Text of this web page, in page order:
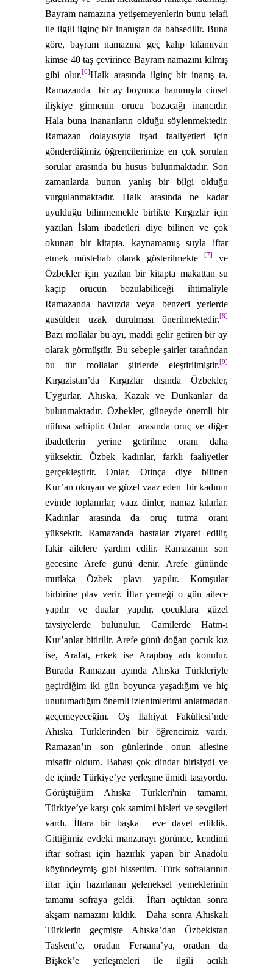
Bayram namazına yetişemeyenlerin bunu telafi
ile ilgili ilginç bir inanıştan da bahsedilir. Buna
göre, bayram namazına geç kalıp kılamıyan
kimse 40 taş çevirince Bayram namazını kılmış
gibi olur.[6]Halk arasında ilginç bir inanış ta,
Ramazanda
bir ay boyunca hanımıyla cinsel
ilişkiye girmenin orucu bozacağı inancıdır.
Hala buna inananların olduğu söylenmektedir.
Ramazan dolayısıyla irşad faaliyetleri için
gönderdiğimiz öğrencilerimize en çok sorulan
sorular arasında bu husus bulunmaktadır. Son
zamanlarda bunun yanlış bir bilgi olduğu
vurgulanmaktadır. Halk arasında ne kadar
uyulduğu bilinmemekle birlikte Kırgızlar için
yazılan İslam ibadetleri diye bilinen ve çok
okunan bir kitapta, kaynamamış suyla iftar
etmek müstehab olarak gösterilmekte
[7]
ve
Özbekler için yazılan bir kitapta makattan su
kaçıp orucun bozulabiliceği ihtimaliyle
Ramazanda havuzda veya benzeri yerlerde
gusülden uzak durulması önerilmektedir.[8]
Bazı mollalar bu ayı, maddi gelir getiren bir ay
olarak görmüştür. Bu sebeple şairler tarafından
bu tür mollalar şiirlerde eleştirilmiştir.[9]
Kırgızistan’da Kırgızlar dışında Özbekler,
Uygurlar, Ahıska, Kazak ve Dunkanlar da
bulunmaktadır. Özbekler, güneyde önemli bir
nüfusa sahiptir. Onlar
arasında oruç ve diğer
ibadetlerin yerine getirilme oranı daha
yüksektir. Özbek kadınlar, farklı faaliyetler
gerçekleştirir. Onlar, Otinça diye bilinen
Kur’an okuyan ve güzel vaaz eden bir kadının
evinde toplanırlar, vaaz dinler, namaz kılarlar.
Kadınlar arasında da oruç tutma oranı
yüksektir. Ramazanda hastalar ziyaret edilir,
fakir ailelere yardım edilir. Ramazanın son
gecesine Arefe günü denir. Arefe gününde
mutlaka Özbek plavı yapılır. Komşular
birbirine plav verir. İftar yemeği o gün ailece
yapılır ve dualar yapılır, çocuklara güzel
tavsiyelerde bulunulur. Camilerde Hatm-ı
Kur’anlar bitirilir. Arefe günü doğan çocuk kız
ise, Arafat, erkek ise Arapboy adı konulur.
Burada Ramazan ayında Ahıska Türkleriyle
geçirdiğim iki gün boyunca yaşadığım ve hiç
unutumadığım önemli izlenimlerimi anlatmadan
geçemeyeceğim. Oş İlahiyat Fakültesi’nde
Ahıska Türklerinden bir öğrencimiz vardı.
Ramazan’ın son günlerinde onun ailesine
misafir oldum. Babası çok dindar birisiydi ve
de içinde Türkiye’ye yerleşme ümidi taşıyordu.
Görüştüğüm Ahıska Türkleri'nin tamamı,
Türkiye’ye karşı çok samimi hisleri ve sevgileri
vardı. İftara bir başka
eve davet edildik.
Gittiğimiz evdeki manzarayı görünce, kendimi
iftar sofrası için hazırlık yapan bir Anadolu
köyündeymiş gibi hissettim. Türk sofralarının
iftar için hazırlanan geleneksel yemeklerinin
tamamı sofraya geldi.
İftarı açtıktan sonra
akşam namazını kıldık.
Daha sonra Ahıskalı
Türklerin geçmişte Ahıska’dan Özbekistan
Taşkent’e, oradan Fergana’ya, oradan da
Bişkek’e yerleşmeleri ile ilgili acıklı